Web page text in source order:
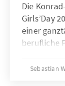
Die
Girls’Day
einer
berufliche
Sebastian